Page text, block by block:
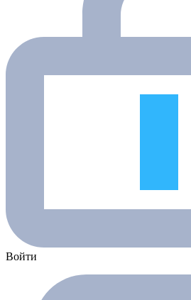
Войти